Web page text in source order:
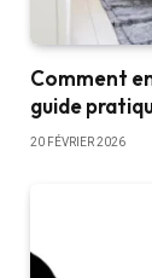
Comment
guide
20 FÉVRIER 2026